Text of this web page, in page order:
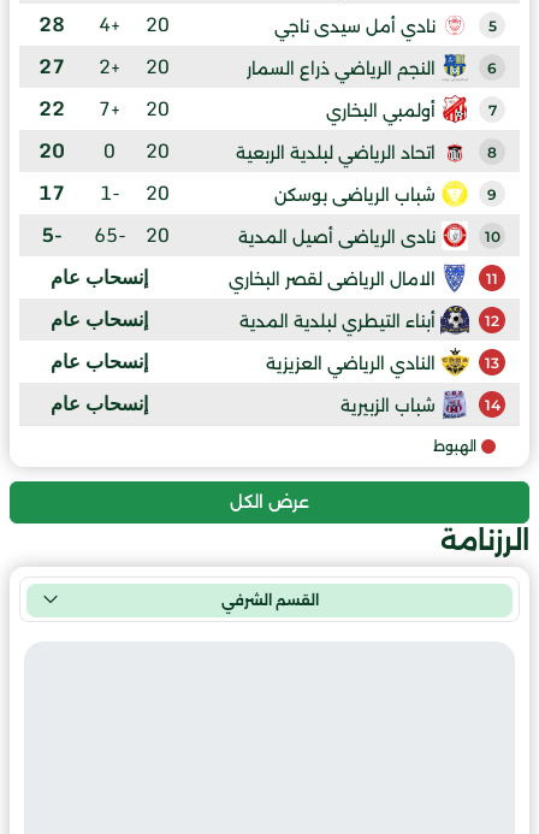
5 نادي أمل سيدى ناجي 20
+4
28
6 النجم الرياضي ذراع السمار 20
+2
27
7 أولمبي البخاري 20
+7
22
8 اتحاد الرياضي لبلدية الربعية 20
0
20
9 شباب الرياضى بوسكن 20
-1
17
10 نادى الرياضى أصيل المدية 20
-65
-5
11 الامال الرياضى لقصر البخاري إنسحاب عام
12 أبناء التيطري لبلدية المدية إنسحاب عام
13 النادي الرياضي العزيزية إنسحاب عام
14 شباب الزبيرية إنسحاب عام
الهبوط
عرض الكل
الرزنامة
القسم الشرفي